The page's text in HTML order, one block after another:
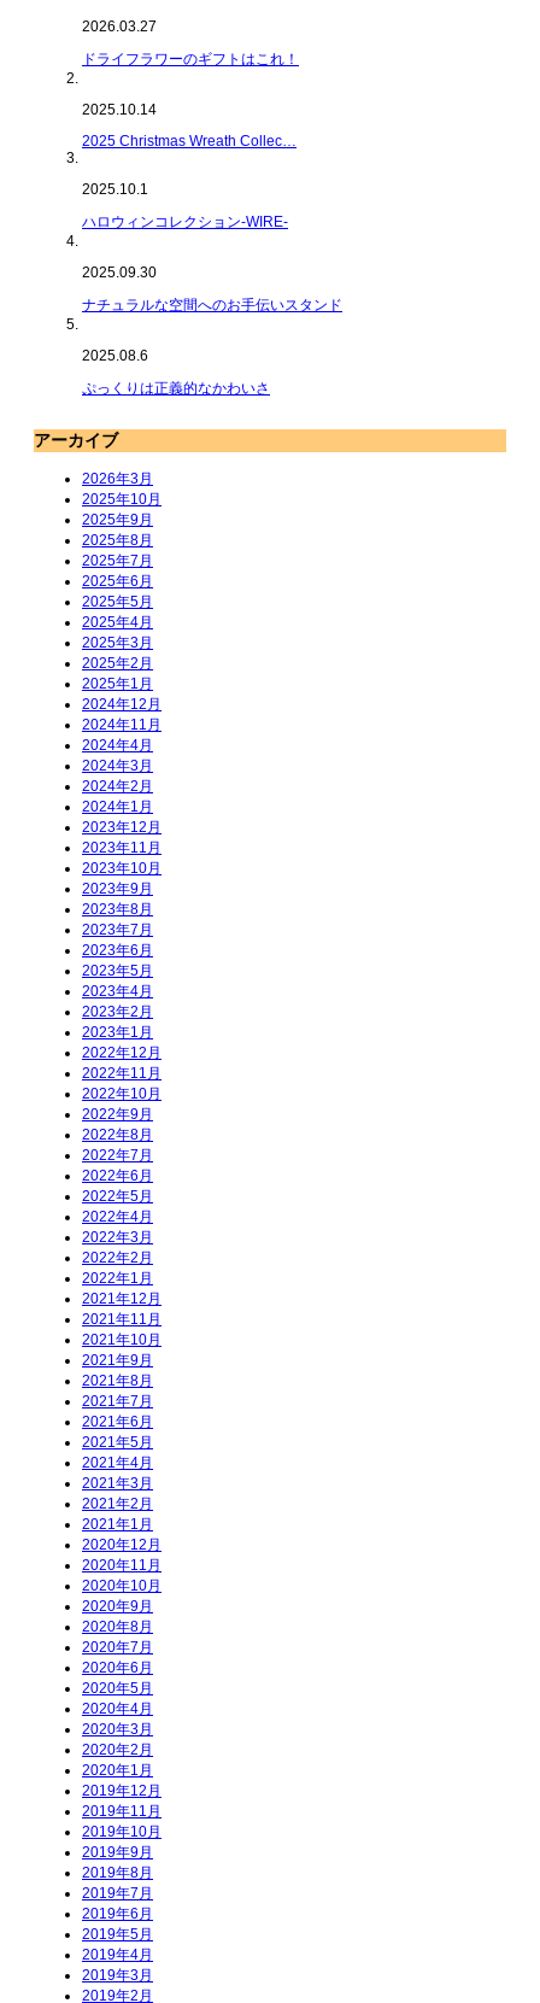
2026.03.27
ドライフラワーのギフトはこれ！
2025.10.14
2025 Christmas Wreath Collec…
2025.10.1
ハロウィンコレクション-WIRE-
2025.09.30
ナチュラルな空間へのお手伝いスタンド
2025.08.6
ぷっくりは正義的なかわいさ
アーカイブ
2026年3月
2025年10月
2025年9月
2025年8月
2025年7月
2025年6月
2025年5月
2025年4月
2025年3月
2025年2月
2025年1月
2024年12月
2024年11月
2024年4月
2024年3月
2024年2月
2024年1月
2023年12月
2023年11月
2023年10月
2023年9月
2023年8月
2023年7月
2023年6月
2023年5月
2023年4月
2023年2月
2023年1月
2022年12月
2022年11月
2022年10月
2022年9月
2022年8月
2022年7月
2022年6月
2022年5月
2022年4月
2022年3月
2022年2月
2022年1月
2021年12月
2021年11月
2021年10月
2021年9月
2021年8月
2021年7月
2021年6月
2021年5月
2021年4月
2021年3月
2021年2月
2021年1月
2020年12月
2020年11月
2020年10月
2020年9月
2020年8月
2020年7月
2020年6月
2020年5月
2020年4月
2020年3月
2020年2月
2020年1月
2019年12月
2019年11月
2019年10月
2019年9月
2019年8月
2019年7月
2019年6月
2019年5月
2019年4月
2019年3月
2019年2月